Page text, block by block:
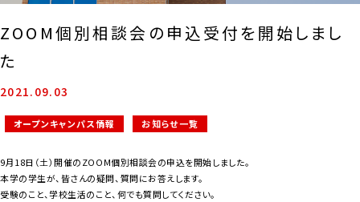
ZOOM個別相談会の申込受付を開始しまし
た
2021.09.03
オープンキャンパス情報 お知らせ一覧
9月18日（土）開催のZOOM個別相談会の申込を開始しました。
本学の学生が、皆さんの疑問、質問にお答えします。
受験のこと、学校生活のこと、何でも質問してください。